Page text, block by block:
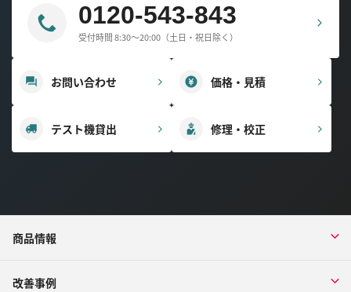
0120-543-843
受付時間 8:30～20:00（土日・祝日除く）
お問い合わせ 価格・見積
テスト機貸出 修理・校正
商品情報
改善事例